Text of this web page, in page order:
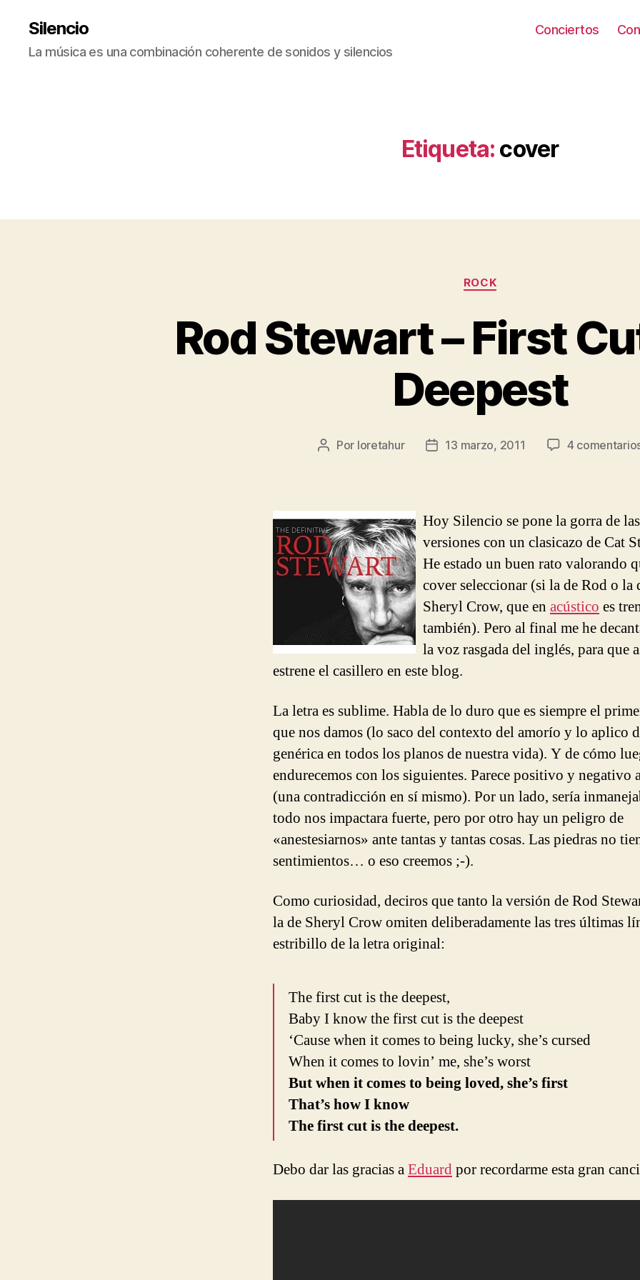
Silencio
La música es una combinación coherente de sonidos y silencios
Conciertos
Etiqueta: cover
Categorías
ROCK
Rod Stewart – First
Deepest
Autor
Por loretahur
Fecha13 marzo, 2011 4
Hoy Silencio se pone la gorra de las
versiones con un clasicazo de Cat
He estado un buen rato valorando
cover seleccionar (si la de Rod o la
Sheryl Crow, que en acústico es
también). Pero al final me he
la voz rasgada del inglés, para que
estrene el casillero en este blog.
La letra es sublime. Habla de lo duro que es siempre el
que nos damos (lo saco del contexto del amorío y lo aplico
genérica en todos los planos de nuestra vida). Y de cómo
endurecemos con los siguientes. Parece positivo y negativo
(una contradicción en sí mismo). Por un lado, sería
todo nos impactara fuerte, pero por otro hay un peligro de
«anestesiarnos» ante tantas y tantas cosas. Las piedras no
sentimientos… o eso creemos ;-).
Como curiosidad, deciros que tanto la versión de Rod
la de Sheryl Crow omiten deliberadamente las tres últimas
estribillo de la letra original:
The first cut is the deepest,
Baby I know the first cut is the deepest
‘Cause when it comes to being lucky, she’s cursed
When it comes to lovin’ me, she’s worst
But when it comes to being loved, she’s first
That’s how I know
The first cut is the deepest.
Debo dar las gracias aEduardpor recordarme esta gran